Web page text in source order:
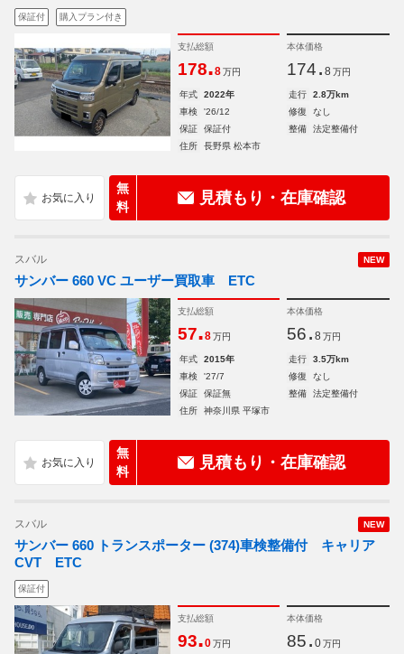
保証付 購入プラン付き
支払総額
178.8 万円
本体価格
174. 8 万円
年式 2022年 走行
2.8万km
車検
'26/12 修復
なし
保証
保証付 整備
法定整備付
住所
長野県 松本市
無
料
見積もり・在庫確認
NEW
スバル
サンバー 660 VC ユーザー買取車 ETC
支払総額
57.8 万円
本体価格
56. 8 万円
年式 2015年 走行
3.5万km
車検
'27/7 修復
なし
保証
保証無 整備
法定整備付
住所
神奈川県 平塚市
無
料
見積もり・在庫確認
NEW
スバル
サンバー 660 トランスポーター (374)車検整備付 キャリア
CVT ETC
保証付
支払総額
93.0 万円
本体価格
85. 0 万円